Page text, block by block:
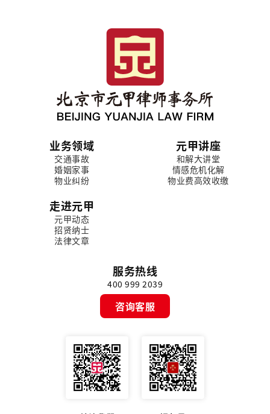
业务领域
交通事故
婚姻家事
物业纠纷
元甲讲座
和解大讲堂
情感危机化解
物业费高效收缴
走进元甲
元甲动态
招贤纳士
法律文章
服务热线
400 999 2039
咨询客服